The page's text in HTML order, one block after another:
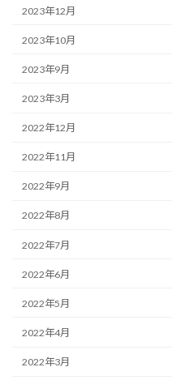
2023年12月
2023年10月
2023年9月
2023年3月
2022年12月
2022年11月
2022年9月
2022年8月
2022年7月
2022年6月
2022年5月
2022年4月
2022年3月